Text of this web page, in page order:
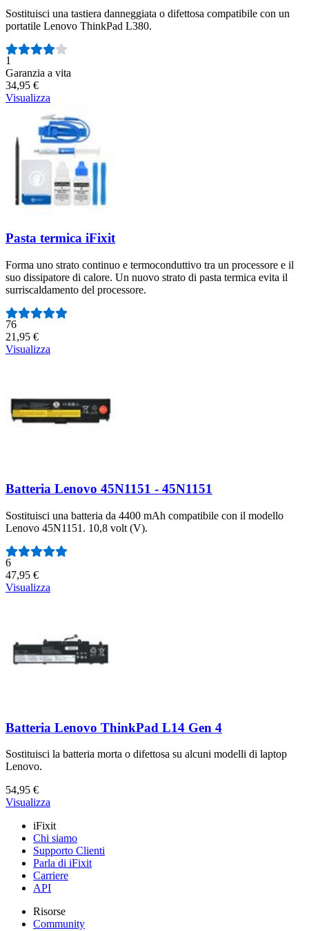
Sostituisci una tastiera danneggiata o difettosa compatibile con un
portatile Lenovo ThinkPad L380.
Numero di recensioni:
1
Garanzia a vita
34,95 €
Visualizza
Pasta termica iFixit
Forma uno strato continuo e termoconduttivo tra un processore e il
suo dissipatore di calore. Un nuovo strato di pasta termica evita il
surriscaldamento del processore.
Numero di recensioni:
76
21,95 €
Visualizza
Batteria Lenovo 45N1151 - 45N1151
Sostituisci una batteria da 4400 mAh compatibile con il modello
Lenovo 45N1151. 10,8 volt (V).
Numero di recensioni:
6
47,95 €
Visualizza
Batteria Lenovo ThinkPad L14 Gen 4
Sostituisci la batteria morta o difettosa su alcuni modelli di laptop
Lenovo.
54,95 €
Visualizza
iFixit
Chi siamo
Supporto Clienti
Parla di iFixit
Carriere
API
Risorse
Community